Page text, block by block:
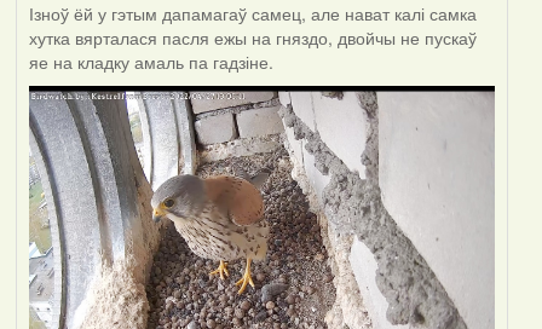
Ізноў ёй у гэтым дапамагаў самец, але нават калі самка
хутка вярталася пасля ежы на гняздо, двойчы не пускаў
яе на кладку амаль па гадзіне.